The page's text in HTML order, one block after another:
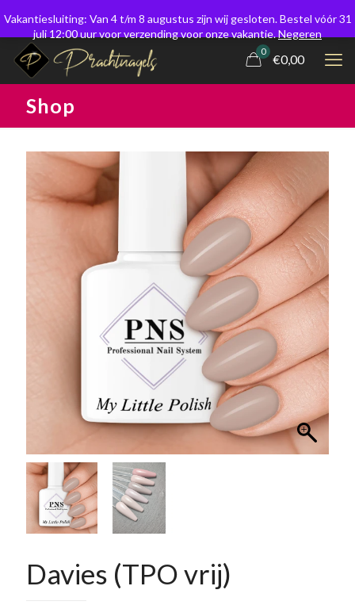
0
€0,00
Shop
Davies (TPO vrij)
Vakantiesluiting: Van 4 t/m 8 augustus zijn wij gesloten. Bestel vóór 31
juli 12:00 uur voor verzending voor onze vakantie.Negeren